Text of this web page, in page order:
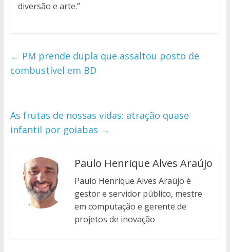
diversão e arte.”
← PM prende dupla que assaltou posto de
combustível em BD
As frutas de nossas vidas: atração quase
infantil por goiabas →
Paulo Henrique Alves Araújo
Paulo Henrique Alves Araújo é
gestor e servidor público, mestre
em computação e gerente de
projetos de inovação